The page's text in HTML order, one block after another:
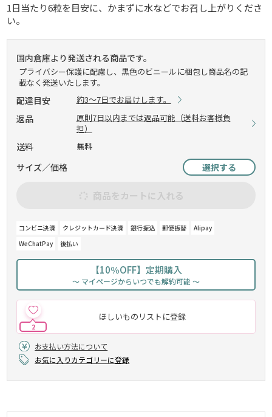
1日当たり6粒を目安に、かまずに水などでお召し上がりくださ
い。
国内倉庫より発送される商品です。
プライバシー保護に配慮し、黒色のビニールに梱包し商品名の記
載なく発送いたします。
配達目安 約3～7日でお届けします。
返品
原則7日以内までは返品可能（送料お客様負
担）
送料 無料
サイズ／価格 選択する
商品をカートに入れる
コンビニ決済 クレジットカード決済 銀行振込 郵便振替
Alipay
WeChatPay
後払い
【10％OFF】定期購入
～ マイページからいつでも解約可能 ～
ほしいものリストに登録
2
お支払い方法について
お気に入りカテゴリーに登録